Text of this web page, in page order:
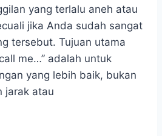
yang terlalu aneh atau
jika Anda sudah sangat
tersebut. Tujuan utama
me…” adalah untuk
yang lebih baik, bukan
jarak atau